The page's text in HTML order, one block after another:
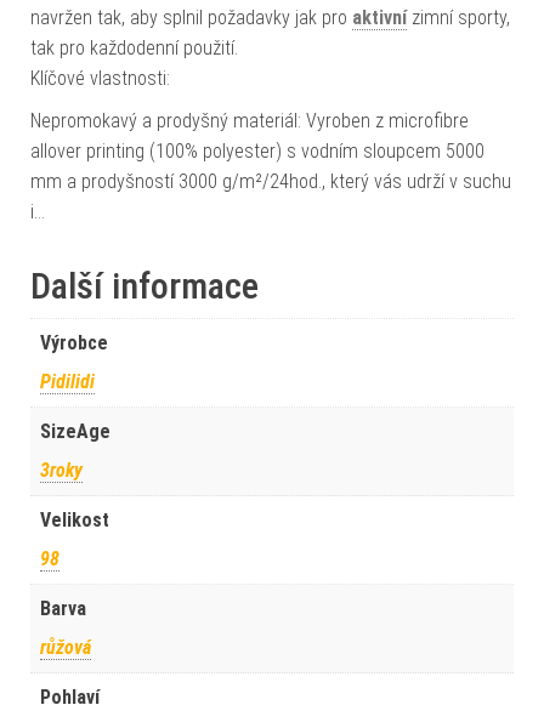
navržen tak, aby splnil požadavky jak pro aktivnízimní sporty,
tak pro každodenní použití.
Klíčové vlastnosti:
Nepromokavý a prodyšný materiál: Vyroben z microfibre
allover printing (100% polyester) s vodním sloupcem 5000
mm a prodyšností 3000 g/m²/24hod., který vás udrží v suchu
i…
Další informace
Výrobce
Pidilidi
SizeAge
3roky
Velikost
98
Barva
růžová
Pohlaví